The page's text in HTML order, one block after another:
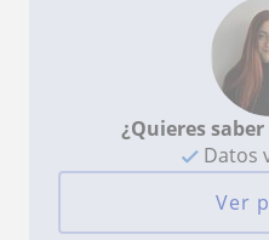
¿Quieres
Datos
Ver